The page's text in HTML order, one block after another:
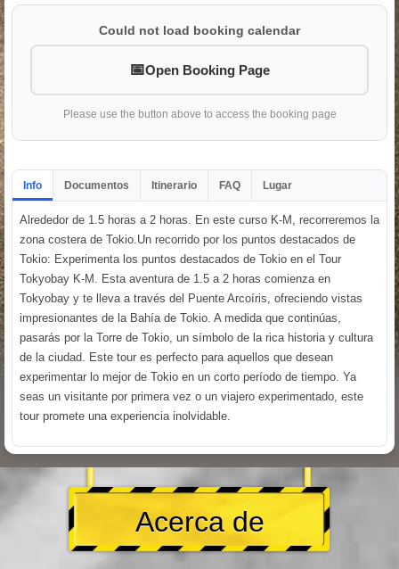
Could not load booking calendar
Open Booking Page
Please use the button above to access the booking page
Info Documentos Itinerario FAQ Lugar
Alrededor de 1.5 horas a 2 horas. En este curso K-M, recorreremos la
zona costera de Tokio.Un recorrido por los puntos destacados de
Tokio: Experimenta los puntos destacados de Tokio en el Tour
Tokyobay K-M. Esta aventura de 1.5 a 2 horas comienza en
Tokyobay y te lleva a través del Puente Arcoíris, ofreciendo vistas
impresionantes de la Bahía de Tokio. A medida que continúas,
pasarás por la Torre de Tokio, un símbolo de la rica historia y cultura
de la ciudad. Este tour es perfecto para aquellos que desean
experimentar lo mejor de Tokio en un corto período de tiempo. Ya
seas un visitante por primera vez o un viajero experimentado, este
tour promete una experiencia inolvidable.
Acerca de